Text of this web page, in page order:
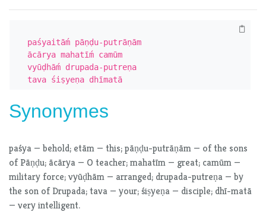
paśyaitāḿ pāṇḍu-putrāṇām
ācārya mahatīḿ camūm
vyūḍhāḿ drupada-putreṇa
tava śiṣyeṇa dhīmatā
Synonymes
paśya — behold; etām — this; pāṇḍu-putrāṇām — of the sons
of Pāṇḍu; ācārya — O teacher; mahatīm — great; camūm —
military force; vyūḍhām — arranged; drupada-putreṇa — by
the son of Drupada; tava — your; śiṣyeṇa — disciple; dhī-matā
— very intelligent.